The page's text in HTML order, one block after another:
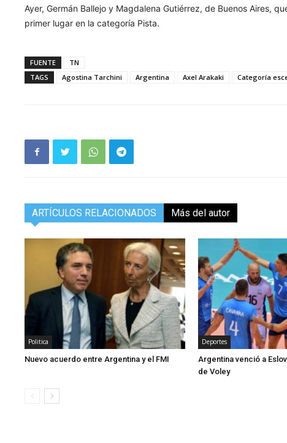
Ayer, Germán Ballejo y Magdalena Gutiérrez, de Buenos Aires,
primer lugar en la categoría Pista.
FUENTE
TN
TAGS
Agostina Tarchini Argentina Axel Arakaki Categoría
ARTÍCULOS RELACIONADOS Más del autor
Politica
Nuevo acuerdo entre Argentina y el FMI
Deportes
Argentina venció a
de Voley